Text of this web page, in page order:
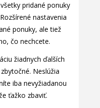
pridané ponuky
nastavenia
ponuky, ale tiež
čo nechcete.
žiadnych ďalších
Neslúžia
iba nevyžiadanou
ťažko zbaviť.